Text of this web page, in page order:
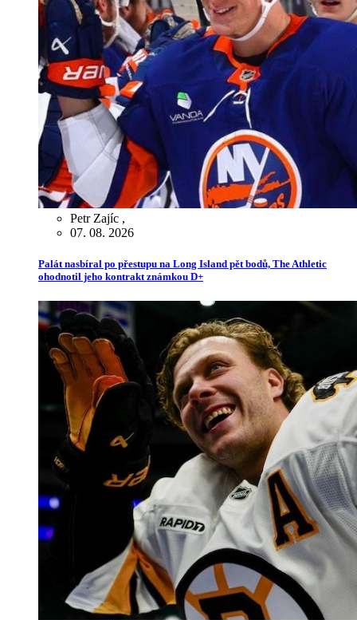
Petr Zajíc ,
07. 08. 2026
Palát nasbíral po přestupu na Long Island pět bodů, The Athletic
ohodnotil jeho kontrakt známkou D+